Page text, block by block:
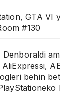
GTA VI
#130
behin